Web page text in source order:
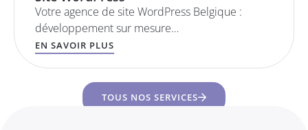
Votre agence de site WordPress Belgique :
développement sur mesure…
EN SAVOIR PLUS
TOUS NOS SERVICES